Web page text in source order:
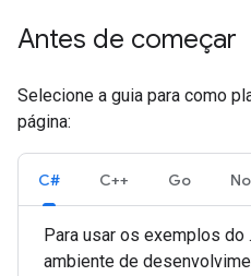
Antes de começar
Selecione a guia para como
página:
C# C++ Go
Para usar os exemplos do
ambiente de